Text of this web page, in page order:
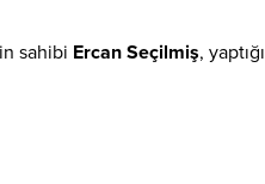
sahibi Ercan Seçilmiş, yaptığı